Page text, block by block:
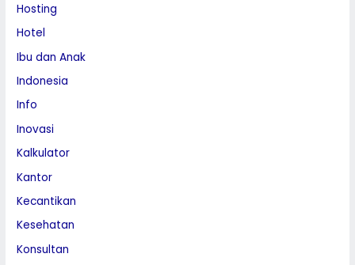
Hosting
Hotel
Ibu dan Anak
Indonesia
Info
Inovasi
Kalkulator
Kantor
Kecantikan
Kesehatan
Konsultan